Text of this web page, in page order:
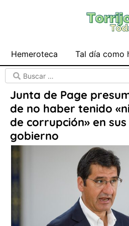
Hemeroteca Tal día como
Junta de Page
de no haber tenido
de corrupción» en
gobierno